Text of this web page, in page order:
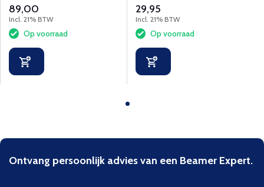
tot 15 kg met snelkoppeling
en kabelbeheer.
89,00
Incl. 21% BTW
Op voorraad
29,95
Incl. 21% BTW
Op voorraad
Ontvang persoonlijk advies van een Beamer Expert.